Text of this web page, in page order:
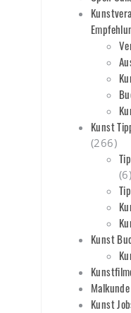
Kunst
(266)
(6)
Kunst
Malkunde
Kunst